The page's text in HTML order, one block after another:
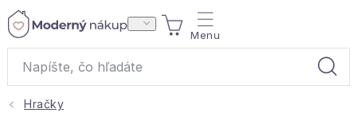
Prejsť
obsah
NÁKUPNÝ
KOŠÍK
Akcie a výpredaj
Hračky